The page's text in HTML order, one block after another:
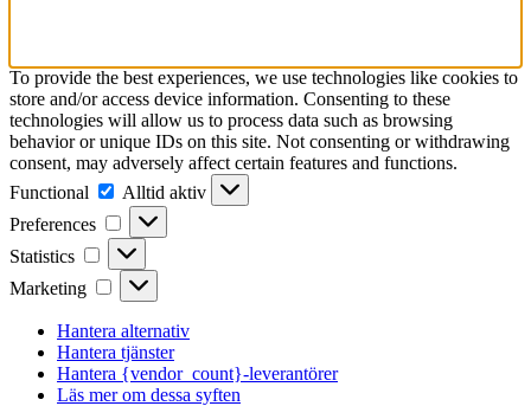
To provide the best experiences, we use technologies like cookies to
store and/or access device information. Consenting to these
technologies will allow us to process data such as browsing
behavior or unique IDs on this site. Not consenting or withdrawing
consent, may adversely affect certain features and functions.
Functional
Functional
Alltid aktiv
Preferences
Preferences
Statistics Statistics
Marketing Marketing
Hantera alternativ
Hantera tjänster
Hantera {vendor_count}-leverantörer
Läs mer om dessa syften